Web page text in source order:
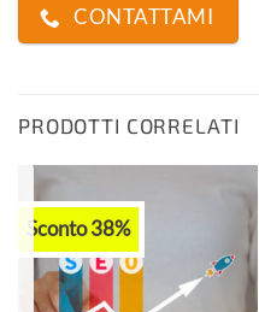
CONTATTAMI
PRODOTTI CORRELATI
Sconto 38%